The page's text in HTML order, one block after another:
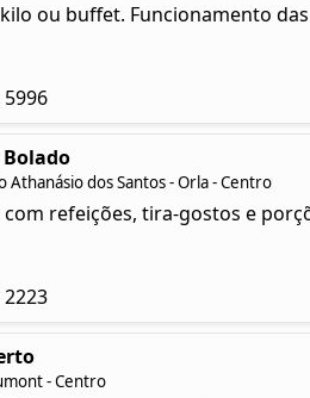
ou buffet. Funcionamento das
5996
Athanásio dos Santos - Orla - Centro
refeições, tira-gostos e
2223
- Centro